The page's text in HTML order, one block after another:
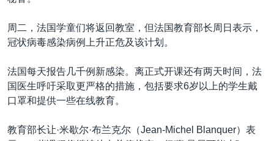
周二，法国学童们将返回教室，但法国教育部长周日表示，
冠状病毒感染病例上升正危及该计划。
法国每天报告几千例新感染。离正式开课还有两天时间，法
国医生呼吁采取更严格的措施，包括要求6岁以上的学生戴
口罩和提供一些在线教育。
教育部长让·米歇尔·布兰克尔（Jean-Michel Blanquer）表